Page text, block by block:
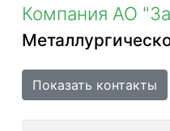
Компания АО
Показать контакты